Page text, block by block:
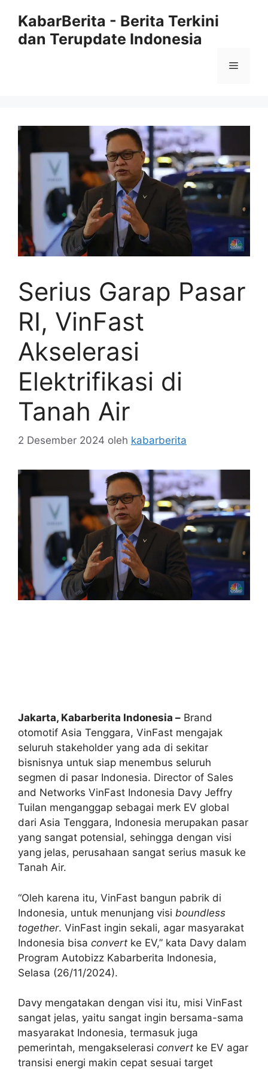
KabarBerita - Berita Terkini
dan Terupdate Indonesia
Menu
Serius Garap Pasar
RI, VinFast
Akselerasi
Elektrifikasi di
Tanah Air
2 Desember 2024 oleh kabarberita
Jakarta, Kabarberita Indonesia – Brand
otomotif Asia Tenggara, VinFast mengajak
seluruh stakeholder yang ada di sekitar
bisnisnya untuk siap menembus seluruh
segmen di pasar Indonesia. Director of Sales
and Networks VinFast Indonesia Davy Jeffry
Tuilan menganggap sebagai merk EV global
dari Asia Tenggara, Indonesia merupakan pasar
yang sangat potensial, sehingga dengan visi
yang jelas, perusahaan sangat serius masuk ke
Tanah Air.
“Oleh karena itu, VinFast bangun pabrik di
Indonesia, untuk menunjang visi boundless
together. VinFast ingin sekali, agar masyarakat
Indonesia bisa convert ke EV,” kata Davy dalam
Program Autobizz Kabarberita Indonesia,
Selasa (26/11/2024).
Davy mengatakan dengan visi itu, misi VinFast
sangat jelas, yaitu sangat ingin bersama-sama
masyarakat Indonesia, termasuk juga
pemerintah, mengakselerasi convert ke EV agar
transisi energi makin cepat sesuai target